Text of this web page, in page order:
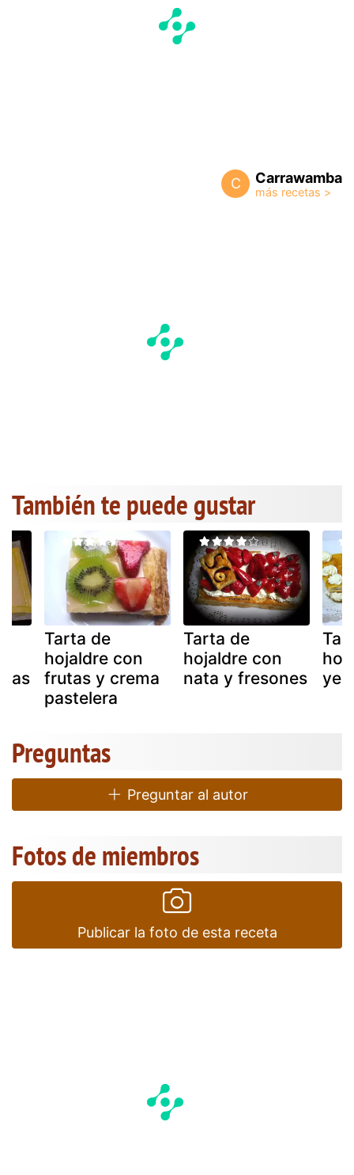
C Carrawamba
También te puede gustar
Tarta de
hojaldre con
frutas y crema
pastelera
Tarta de
hojaldre con
nata y fresones
Preguntas
Preguntar al autor
Fotos de miembros
Publicar la foto de esta receta